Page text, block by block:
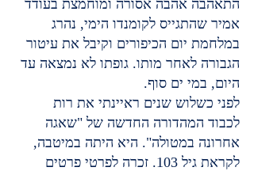
התאהבה אהבה אסורה ומוחמצת בעודד
אמיר שהתגייס לקומנדו הימי, נהרג
במלחמת יום הכיפורים וקיבל את עיטור
הגבורה לאחר מותו. גופתו לא נמצאה עד
היום, במי ים סוף.
לפני כשלוש שנים ראיינתי את רות
לכבוד המהדורה החדשה של "שאגה
אחרונה במטולה". היא היתה במיטבה,
לקראת גיל 103. זכרה לפרטי פרטים